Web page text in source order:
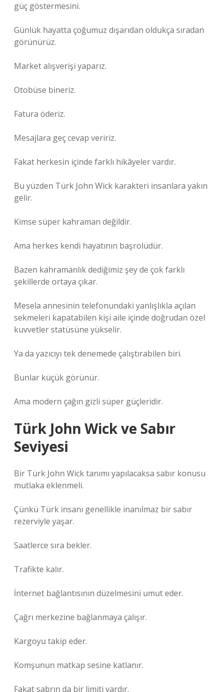
güç göstermesini.
Günlük hayatta çoğumuz dışarıdan oldukça sıradan
görünürüz.
Market alışverişi yaparız.
Otobüse bineriz.
Fatura öderiz.
Mesajlara geç cevap veririz.
Fakat herkesin içinde farklı hikâyeler vardır.
Bu yüzden Türk John Wick karakteri insanlara yakın
gelir.
Kimse süper kahraman değildir.
Ama herkes kendi hayatının başrolüdür.
Bazen kahramanlık dediğimiz şey de çok farklı
şekillerde ortaya çıkar.
Mesela annesinin telefonundaki yanlışlıkla açılan
sekmeleri kapatabilen kişi aile içinde doğrudan özel
kuvvetler statüsüne yükselir.
Ya da yazıcıyı tek denemede çalıştırabilen biri.
Bunlar küçük görünür.
Ama modern çağın gizli süper güçleridir.
Türk John Wick ve Sabır
Seviyesi
Bir Türk John Wick tanımı yapılacaksa sabır konusu
mutlaka eklenmeli.
Çünkü Türk insanı genellikle inanılmaz bir sabır
rezerviyle yaşar.
Saatlerce sıra bekler.
Trafikte kalır.
İnternet bağlantısının düzelmesini umut eder.
Çağrı merkezine bağlanmaya çalışır.
Kargoyu takip eder.
Komşunun matkap sesine katlanır.
Fakat sabrın da bir limiti vardır.